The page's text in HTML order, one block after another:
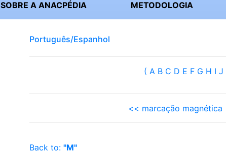
SOBRE A ANACPÉDIA METODOLOGIA
Português/Espanhol
( A B C D E F G H I J
<< marcação magnética
Back to: "M"